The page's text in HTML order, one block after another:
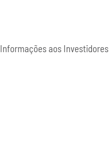
Informações aos Investidores